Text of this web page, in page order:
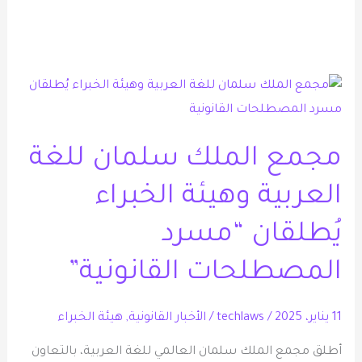
مجمع الملك سلمان للغة
العربية وهيئة الخبراء
يُطلقان “مسرد
المصطلحات القانونية”
11 يناير، 2025 /
techlaws
/ الأخبار القانونية, هيئة الخبراء
أطلق مجمع الملك سلمان العالمي للغة العربية، بالتعاون
مجمع
الملك
للغة
العربية
وهيئة
الخبراء
“مسرد
القانونية”